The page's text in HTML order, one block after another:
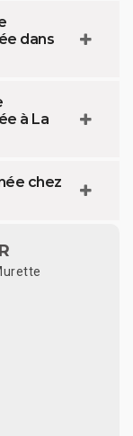
dans
à La
chez